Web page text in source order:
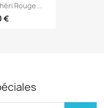
Rouge...
€